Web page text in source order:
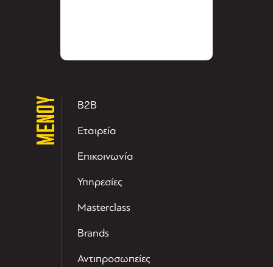
ΜΕΝΟΥ B2B
Εταιρεία
Επικοινωνία
Υπηρεσίες
Masterclass
Brands
Αντιπροσωπείες